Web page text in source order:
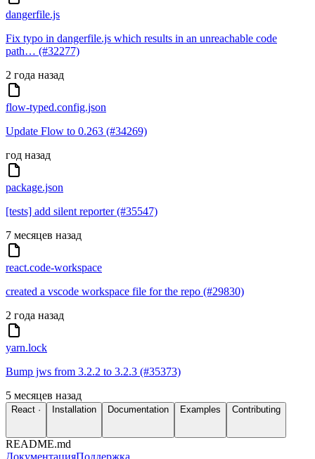
dangerfile.js
Fix typo in dangerfile.js which results in an unreachable code
path… (#32277)
2 года назад
flow-typed.config.json
Update Flow to 0.263 (#34269)
год назад
package.json
[tests] add silent reporter (#35547)
7 месяцев назад
react.code-workspace
created a vscode workspace file for the repo (#29830)
2 года назад
yarn.lock
Bump jws from 3.2.2 to 3.2.3 (#35373)
5 месяцев назад
React · Installation Documentation Examples Contributing
README.md